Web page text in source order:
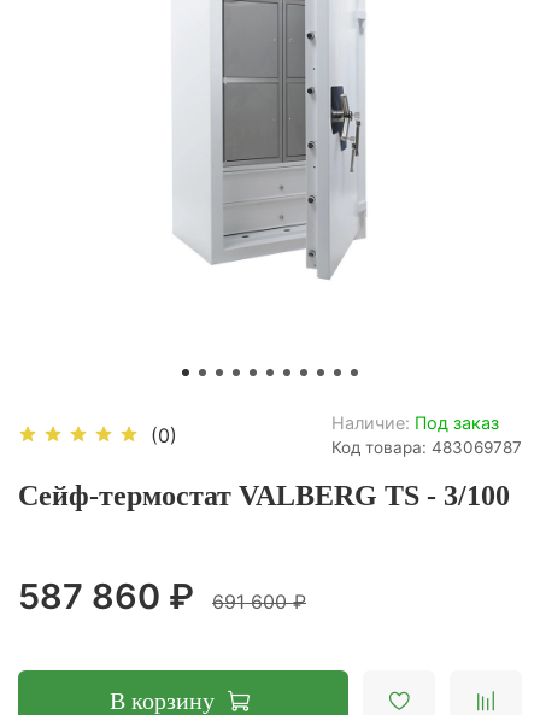
(0)
Наличие: Под заказ
Код товара: 483069787
Сейф-термостат VALBERG TS - 3/100
587 860 ₽ 691 600 ₽
В корзину